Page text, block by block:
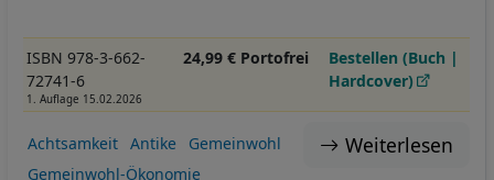
ISBN 978-3-662-
72741-6
1. Auflage 15.02.2026
24,99 € Portofrei
Bestellen (Buch |
Hardcover)
Weiterlesen
Achtsamkeit Antike
Gemeinwohl
Gemeinwohl-Ökonomie